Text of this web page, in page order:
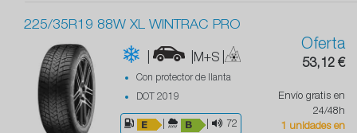
225/35R19 88W XL WINTRAC PRO
| |M+S |
Con protector de llanta
DOT 2019
72
Oferta
53,12 €
Envío gratis en
24/48h
1 unidades en